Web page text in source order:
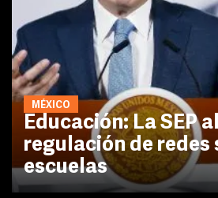
MÉXICO
Educación: La SEP
regulación de redes
escuelas